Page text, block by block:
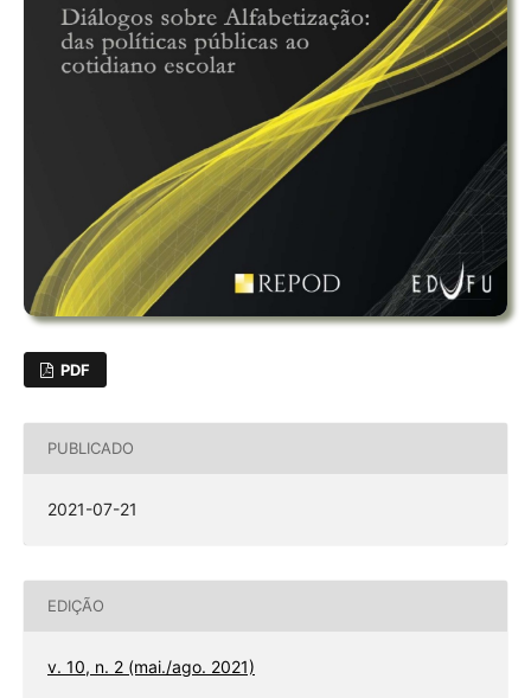
PDF
PUBLICADO
2021-07-21
EDIÇÃO
v. 10, n. 2 (mai./ago. 2021)